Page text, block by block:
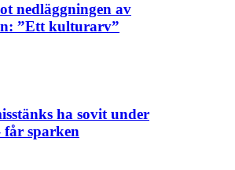
nedläggningen av
”Ett kulturarv”
ha sovit under
sparken